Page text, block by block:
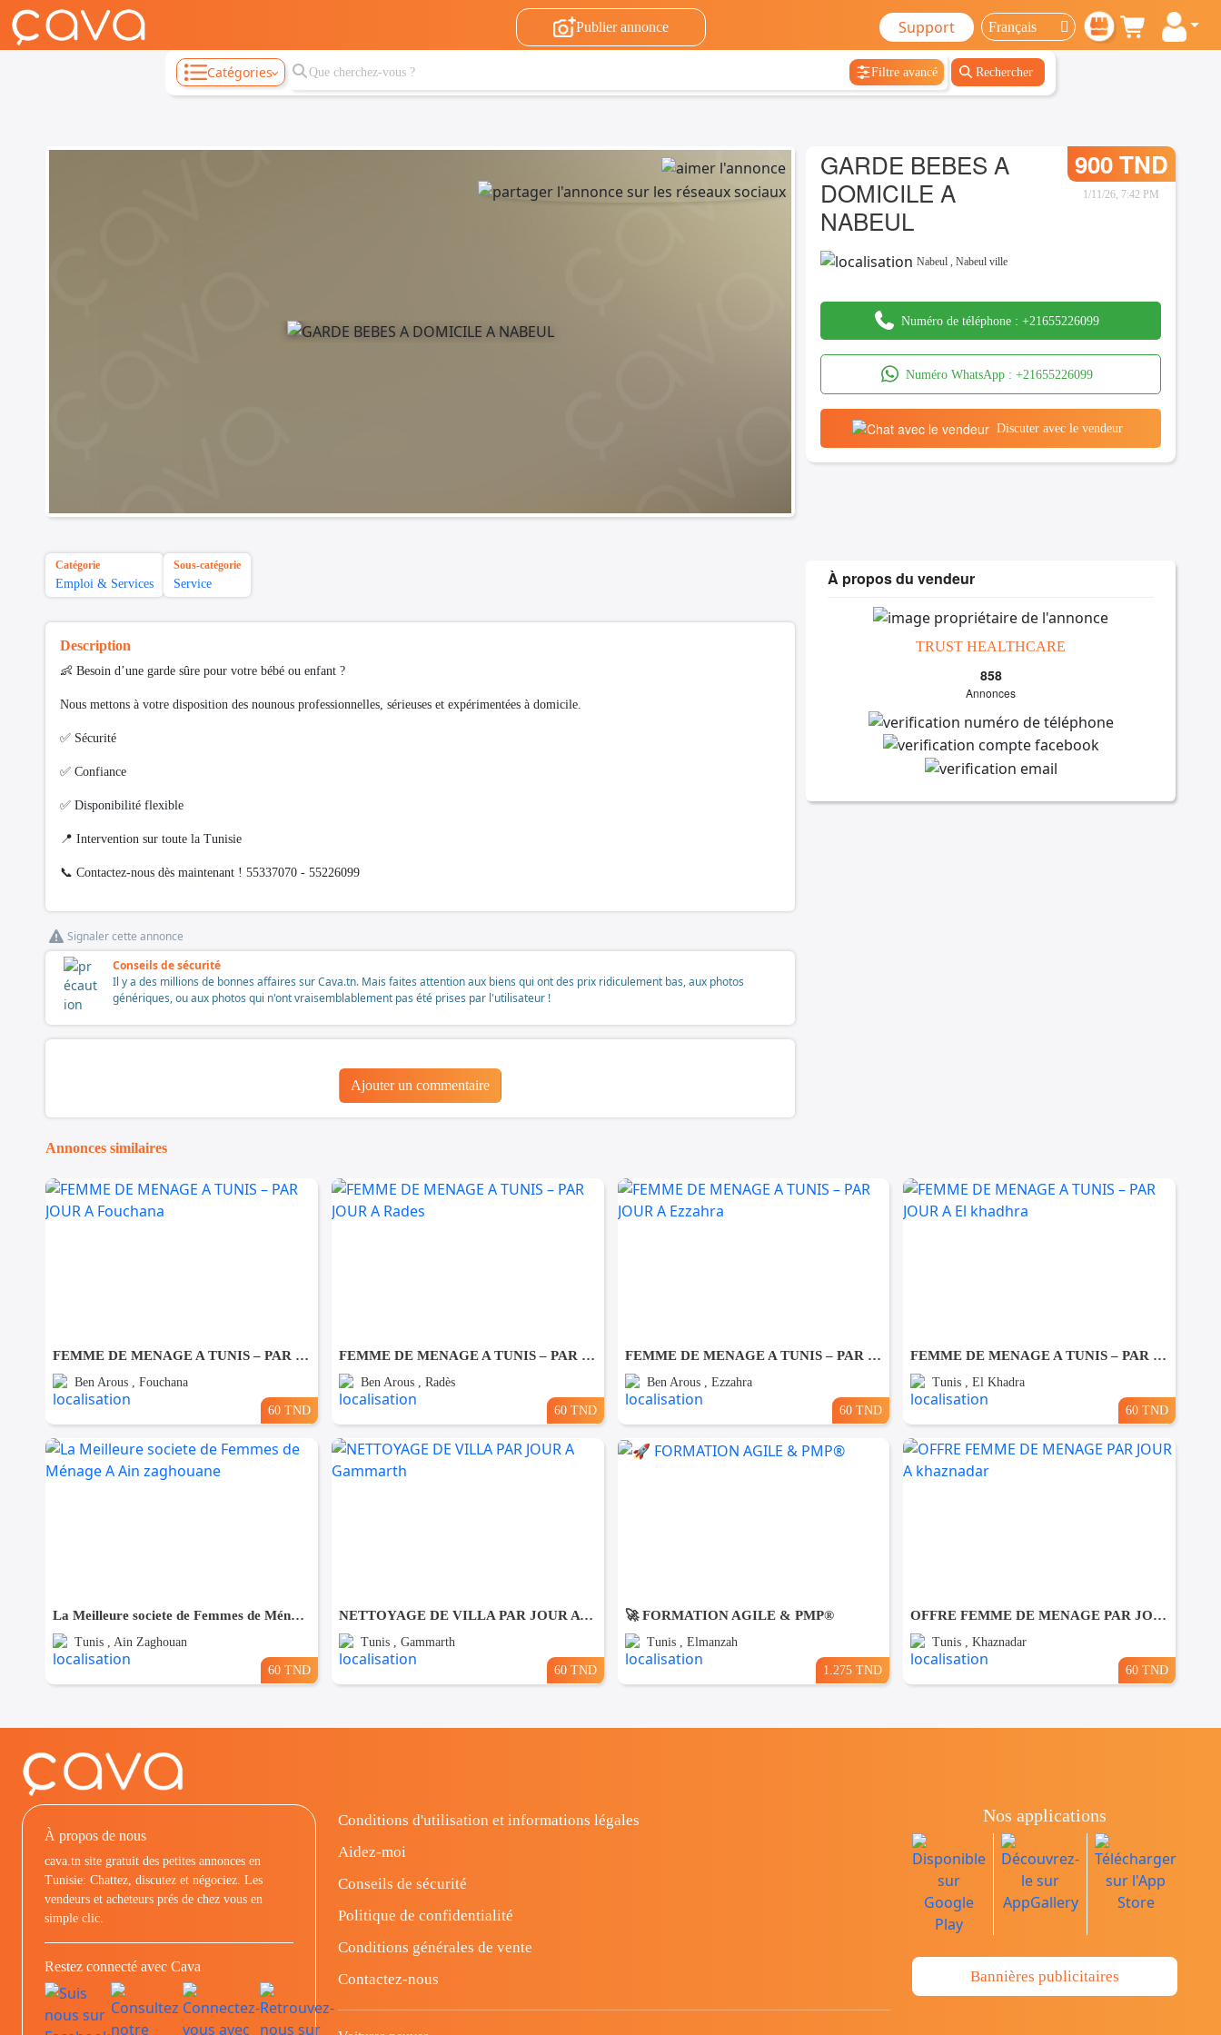
Publier annonce Support
Catégories Filtre avancé Rechercher
GARDE BEBES A
DOMICILE A
NABEUL
900 TND
1/11/26, 7:42 PM
Nabeul ,Nabeul ville
Numéro de téléphone :+21655226099
Numéro WhatsApp : +21655226099
Discuter avec le vendeur
Catégorie
Emploi & Services
Sous-catégorie
Service
Description
👶 Besoin d’une garde sûre pour votre bébé ou enfant ?
Nous mettons à votre disposition des nounous professionnelles, sérieuses et expérimentées à domicile.
✅ Sécurité
✅ Confiance
✅ Disponibilité flexible
📍 Intervention sur toute la Tunisie
📞 Contactez-nous dès maintenant ! 55337070 - 55226099
Signaler cette annonce
Conseils de sécurité
Il y a des millions de bonnes affaires sur Cava.tn. Mais faites attention aux biens qui ont des prix ridiculement bas, aux photos
génériques, ou aux photos qui n'ont vraisemblablement pas été prises par l'utilisateur !
Ajouter un commentaire
À propos du vendeur
TRUST HEALTHCARE
858
Annonces
Annonces similaires
FEMME DE MENAGE A TUNIS – PAR JOUR A Fouchana
Ben Arous , Fouchana
60 TND
FEMME DE MENAGE A TUNIS – PAR JOUR A Rades
Ben Arous , Radès
60 TND
FEMME DE MENAGE A TUNIS – PAR JOUR A Ezzahra
Ben Arous , Ezzahra
60 TND
FEMME DE MENAGE A TUNIS – PAR JOUR A El khadhra
Tunis , El Khadra
60 TND
La Meilleure societe de Femmes de Ménage A Ain zaghouane
Tunis , Ain Zaghouan
60 TND
NETTOYAGE DE VILLA PAR JOUR A Gammarth
Tunis , Gammarth
60 TND
🚀 FORMATION AGILE & PMP®
Tunis , Elmanzah
1.275 TND
OFFRE FEMME DE MENAGE PAR JOUR A khaznadar
Tunis , Khaznadar
60 TND
À propos de nous
cava.tn site gratuit des petites annonces en
Tunisie: Chattez, discutez et négociez. Les
vendeurs et acheteurs prés de chez vous en
simple clic.
Restez connecté avec Cava
Conditions d'utilisation et informations légales
Aidez-moi
Conseils de sécurité
Politique de confidentialité
Conditions générales de vente
Contactez-nous
Nos applications
Bannières publicitaires